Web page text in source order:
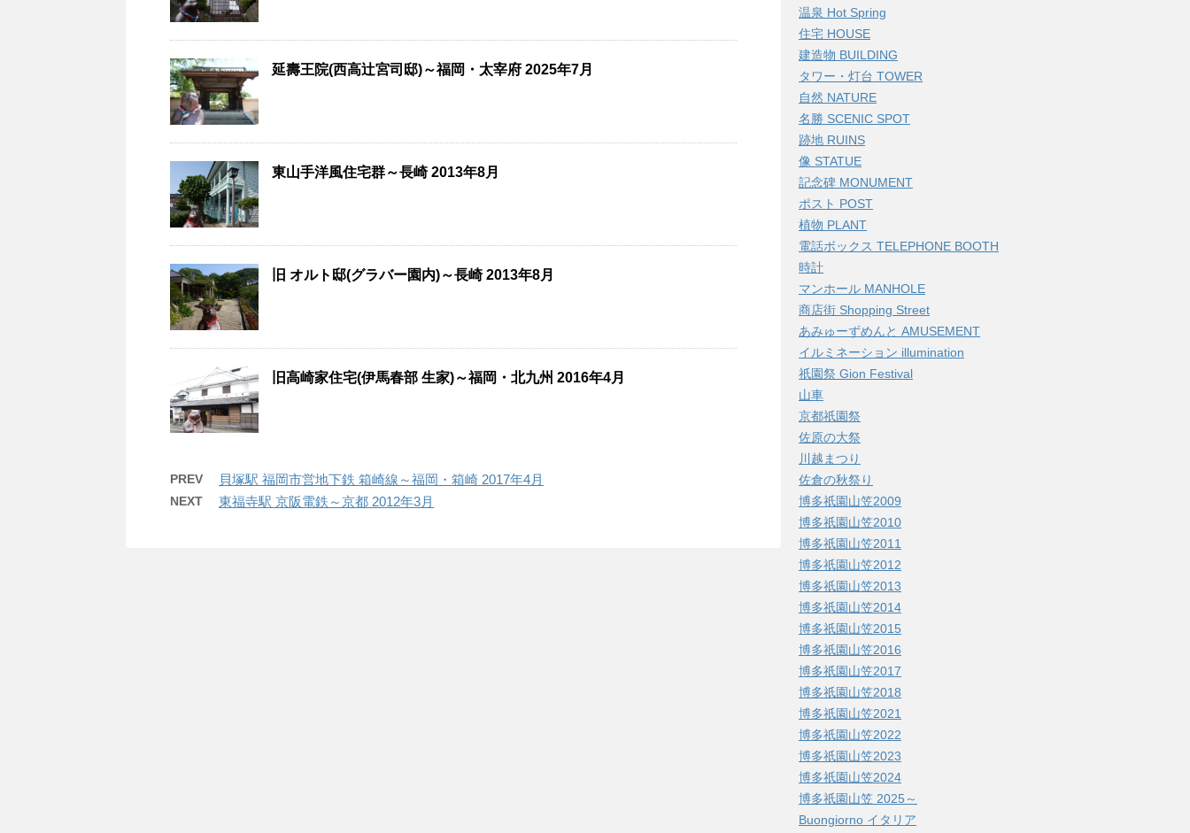
延壽王院(西高辻宮司邸)～福岡・太宰府 2025年7月
東山手洋風住宅群～長崎 2013年8月
旧 オルト邸(グラバー園内)～長崎 2013年8月
旧高崎家住宅(伊馬春部 生家)～福岡・北九州 2016年4月
PREV 貝塚駅 福岡市営地下鉄 箱崎線～福岡・箱崎 2017年4月
NEXT 東福寺駅 京阪電鉄～京都 2012年3月
温泉 Hot Spring
住宅 HOUSE
建造物 BUILDING
タワー・灯台 TOWER
自然 NATURE
名勝 SCENIC SPOT
跡地 RUINS
像 STATUE
記念碑 MONUMENT
ポスト POST
植物 PLANT
電話ボックス TELEPHONE BOOTH
時計
マンホール MANHOLE
商店街 Shopping Street
あみゅーずめんと AMUSEMENT
イルミネーション illumination
祇園祭 Gion Festival
山車
京都祇園祭
佐原の大祭
川越まつり
佐倉の秋祭り
博多祇園山笠2009
博多祇園山笠2010
博多祇園山笠2011
博多祇園山笠2012
博多祇園山笠2013
博多祇園山笠2014
博多祇園山笠2015
博多祇園山笠2016
博多祇園山笠2017
博多祇園山笠2018
博多祇園山笠2021
博多祇園山笠2022
博多祇園山笠2023
博多祇園山笠2024
博多祇園山笠 2025～
Buongiorno イタリア